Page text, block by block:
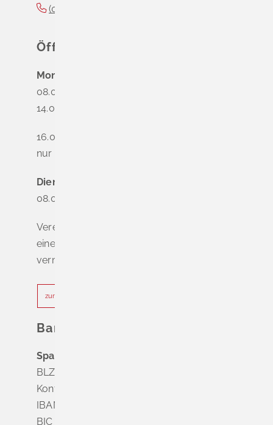
(0
Öffnungszeiten
Montag
08.00 - 12.00 Uhr
14.00 - 16.00 Uhr
16.00 - 18.00 Uhr
nur nach Terminvereinbarung
Dienstag - Freitag
08.00 - 12.00 Uhr
Vereinbaren Sie online oder telefonisch
einen Termin, um Wartezeiten zu
vermeiden.
zur Terminvereinbarung
Bankverbindung
Sparkasse Markgräflerland Müllheim
BLZ 683 518 65
Konto Nr. 8 028 524
IBAN DE63 6835 1865 0008 0285 24
BIC SOLADES1MGL